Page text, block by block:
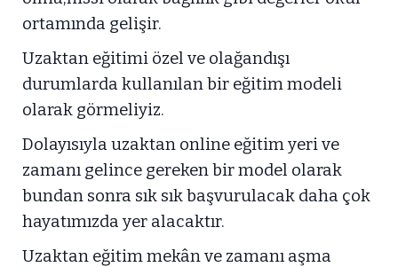
ortamında gelişir.
Uzaktan eğitimi özel ve olağandışı
durumlarda kullanılan bir eğitim modeli
olarak görmeliyiz.
Dolayısıyla uzaktan online eğitim yeri ve
zamanı gelince gereken bir model olarak
bundan sonra sık sık başvurulacak daha çok
hayatımızda yer alacaktır.
Uzaktan eğitim mekân ve zamanı aşma